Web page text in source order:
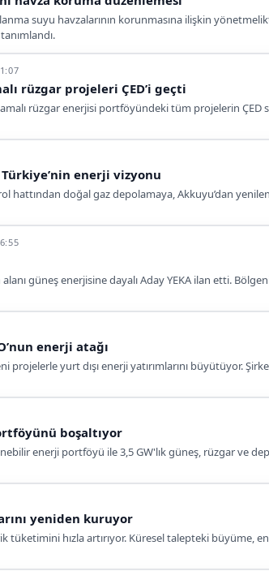
suyu havzalarının korunmasına ilişkin
rüzgar projeleri ÇED’i geçti
rüzgar enerjisi portföyündeki tüm projelerin ÇED
enerji vizyonu
hattından doğal gaz depolamaya, Akkuyu’dan
güneş enerjisine dayalı Aday YEKA ilan etti.
enerji atağı
projelerle yurt dışı enerji yatırımlarını büyütüyor.
boşaltıyor
enerji portföyü ile 3,5 GW'lık güneş, rüzgar ve
yeniden kuruyor
tüketimini hızla artırıyor. Küresel talepteki büyüme,